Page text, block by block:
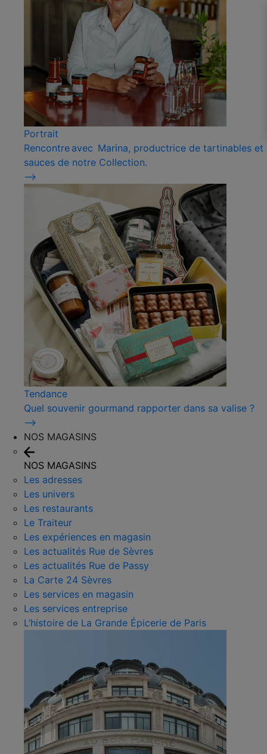
Portrait
Rencontre avec Marina, productrice de tartinables et
sauces de notre Collection.
⟶
Tendance
Quel souvenir gourmand rapporter dans sa valise ?
⟶
NOS MAGASINS
NOS MAGASINS
Les adresses
Les univers
Les restaurants
Le Traiteur
Les expériences en magasin
Les actualités Rue de Sèvres
Les actualités Rue de Passy
La Carte 24 Sèvres
Les services en magasin
Les services entreprise
L’histoire de La Grande Épicerie de Paris